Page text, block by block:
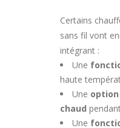
Certains
sans fil vont
intégrant :
Une
haute
Une
chaud
Une